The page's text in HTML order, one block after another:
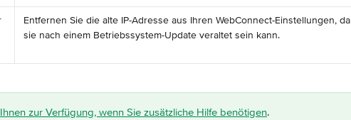
Entfernen Sie die alte IP-Adresse aus Ihren WebConnect-Einstellungen, da
sie nach einem Betriebssystem-Update veraltet sein kann.
zur Verfügung, wenn Sie zusätzliche Hilfe benötigen.